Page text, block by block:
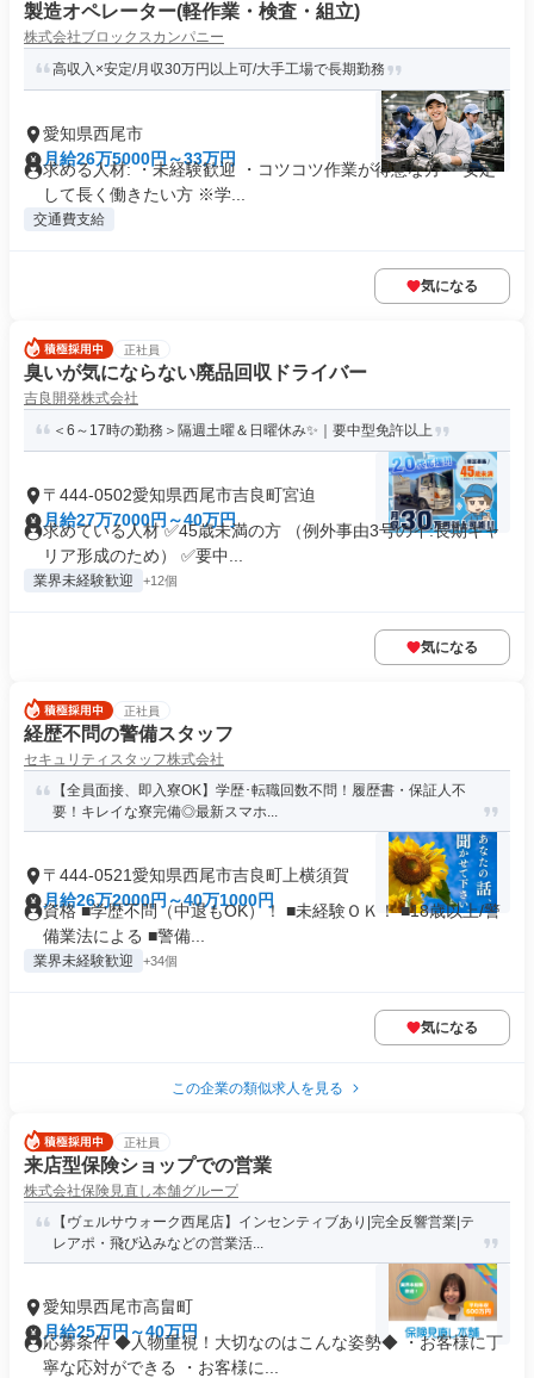
製造オペレーター(軽作業・検査・組立)
株式会社ブロックスカンパニー
高収入×安定/月収30万円以上可/大手工場で長期勤務
愛知県西尾市
月給26万5000円～33万円
求める人材: ・未経験歓迎 ・コツコツ作業が得意な方 ・安定
して長く働きたい方 ※学...
交通費支給
気になる
正社員
臭いが気にならない廃品回収ドライバー
吉良開発株式会社
＜6～17時の勤務＞隔週土曜＆日曜休み✨｜要中型免許以上
〒444-0502愛知県西尾市吉良町宮迫
月給27万7000円～40万円
求めている人材 ✅45歳未満の方 （例外事由3号のイ:長期キャ
リア形成のため） ✅要中...
業界未経験歓迎 +12個
気になる
正社員
経歴不問の警備スタッフ
セキュリティスタッフ株式会社
【全員面接、即入寮OK】学歴･転職回数不問！履歴書・保証人不
要！キレイな寮完備◎最新スマホ...
〒444-0521愛知県西尾市吉良町上横須賀
月給26万2000円～40万1000円
資格 ■学歴不問（中退もOK）！ ■未経験ＯＫ！ ■18歳以上/警
備業法による ■警備...
業界未経験歓迎 +34個
気になる
この企業の類似求人を見る
正社員
来店型保険ショップでの営業
株式会社保険見直し本舗グループ
【ヴェルサウォーク西尾店】インセンティブあり|完全反響営業|テ
レアポ・飛び込みなどの営業活...
愛知県西尾市高畠町
月給25万円～40万円
応募条件 ◆人物重視！大切なのはこんな姿勢◆ ・お客様に丁
寧な応対ができる ・お客様に...